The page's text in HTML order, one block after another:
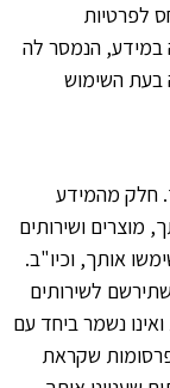
לפרטיות
הנמסר לה
בעת השימוש
חלק מהמידע
מוצרים ושירותים
אותך, וכיו"ב.
לשירותים
נשמר ביחד עם
שקראת